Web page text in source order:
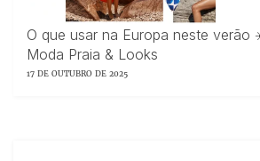
O que usar na Europa neste verão
Moda Praia & Looks
17 DE OUTUBRO DE 2025